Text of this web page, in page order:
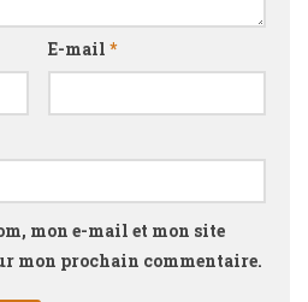
E-mail *
mon e-mail et mon site
mon prochain commentaire.